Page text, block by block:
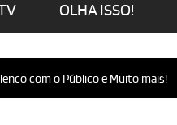
OLHA ISSO!
com o Público e Muito mais!